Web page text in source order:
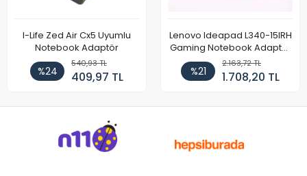
I-Life Zed Air Cx5 Uyumlu
Notebook Adaptör
%24
540,93 TL
409,97 TL
Lenovo Ideapad L340-15IRH
Gaming Notebook Adaptör
Cihazı Şarj Aleti (150W)
%21
2.163,72 TL
1.708,20 TL